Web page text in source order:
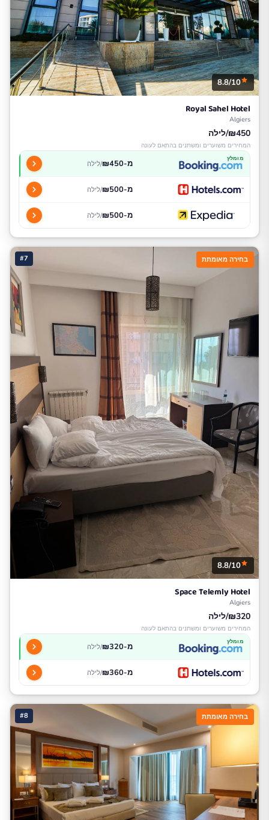
8.8/10
Royal Sahel Hotel
Algiers
₪450/לילה
המחירים משוערים ומשתנים בהתאם לעונה
מומלץ מ-₪450 /לילה
מ-₪500 /לילה
מ-₪500 /לילה
#7 בחירה מאומתת
8.8/10
Space Telemly Hotel
Algiers
₪320/לילה
המחירים משוערים ומשתנים בהתאם לעונה
מומלץ מ-₪320 /לילה
מ-₪360 /לילה
#8 בחירה מאומתת